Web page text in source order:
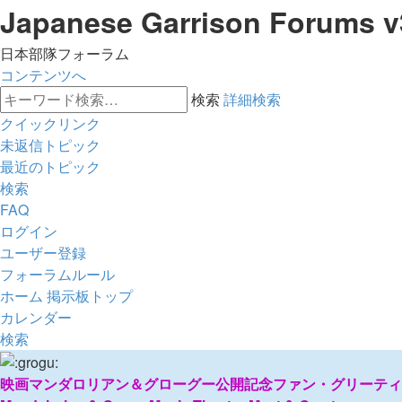
Japanese Garrison Forums
日本部隊フォーラム
コンテンツへ
検索 詳細検索
クイックリンク
未返信トピック
最近のトピック
検索
FAQ
ログイン
ユーザー登録
フォーラムルール
ホーム 掲示板トップ
カレンダー
検索
映画マンダロリアン＆グローグー公開記念ファン・グリーテ